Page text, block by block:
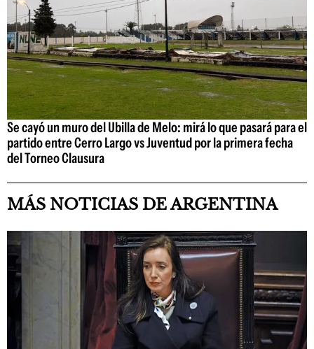
Se cayó un muro del Ubilla de Melo: mirá lo que pasará para el
partido entre Cerro Largo vs Juventud por la primera fecha
del Torneo Clausura
MÁS NOTICIAS DE ARGENTINA